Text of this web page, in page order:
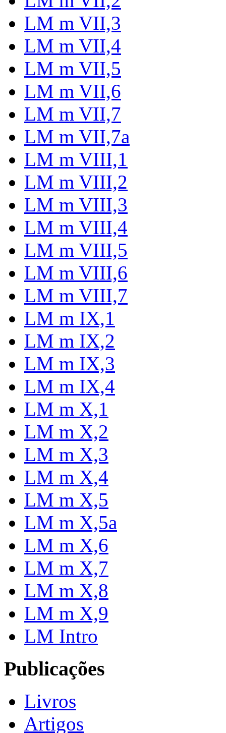
LM m VII,3
LM m VII,4
LM m VII,5
LM m VII,6
LM m VII,7
LM m VII,7a
LM m VIII,1
LM m VIII,2
LM m VIII,3
LM m VIII,4
LM m VIII,5
LM m VIII,6
LM m VIII,7
LM m IX,1
LM m IX,2
LM m IX,3
LM m IX,4
LM m X,1
LM m X,2
LM m X,3
LM m X,4
LM m X,5
LM m X,5a
LM m X,6
LM m X,7
LM m X,8
LM m X,9
LM Intro
Publicações
Livros
Artigos